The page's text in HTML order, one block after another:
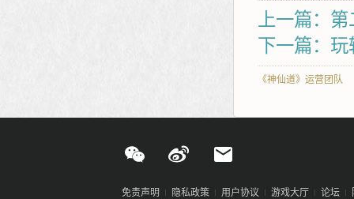
上一篇：
下一篇：
《神仙道》运营团队
免责声明 隐私政策 用户协议 游戏大厅 论坛